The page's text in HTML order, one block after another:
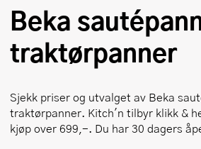
Beka
traktørpanner
Sjekk priser og utvalget av Beka
traktørpanner. Kitch'n tilbyr klikk &
kjøp over 699,-. Du har 30 dagers